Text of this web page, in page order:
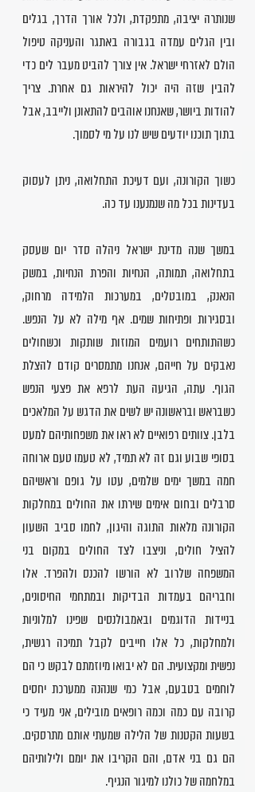
שנותרה יציבה, מתפקדת, ולכל אורך הדרך, בגלים
ובין הגלים עמדה בגבורה באתגר והעניקה טיפול
הולם לאזרחי ישראל. אין צורך להביט מעבר לים כדי
להבין שזה היה יכול להיראות גם אחרת. צריך
להודות ביושר, שאנחנו אוהבים להתאונן ולייבב, אבל
בתוך תוכנו יודעים שיש לנו על מי לסמוך.
כשוך הקורונה, ועם דעיכת התחלואה, ניתן לעסוק
בעדינות בכל מה שנמנענו עד כה.
במשך שנה מדינת ישראל ניהלה סדר יום שעסק
בתחלואה, תמותה, הנחיות והפרת הנחיות, במשק
הנאנק, במובטלים, במערכות הלמידה מרחוק,
ובסגירות ופתיחות שמים. אף מילה לא על הנפש.
כשהתותחים רועמים המוזות שותקות וכשחולים
נאבקים על חייהם, אנחנו מתמסרים קודם להצלת
הגוף. עתה, הגיעה העת לרפא את פצעי הנפש
כשבראש ובראשונה יש לשים את הדגש על המלאכים
בלבן. צוותים רפואיים לא ראו את משפחותיהם למעט
בסופי שבוע וגם זה לא תמיד, לא טעמו טעם ארוחה
חמה במשך ימים שלמים, עטו על גופם וראשיהם
סרבלים ובחום אימים שירתו את החולים במחלקות
הקורונה מלאות התוגה והיגון, לחמו סביב השעון
להציל חולים, וניצבו לצד החולים במקום בני
המשפחה שלרוב לא הורשו להכנס ולהפרד. אלו
וחבריהם בעמדות הבדיקות ובמתחמי החיסונים,
בניידות הדוגמים ובאמבולנסים שפינו למלוניות
ולמחלקות, כל אלו חייבים לקבל תמיכה רגשית,
נפשית ומקצועית. הם לא יבואו מיוזמתם לבקש כי הם
לוחמים בטבעם, אבל כמי שנהנה ממערכת יחסים
קרובה עם כמה וכמה רופאים מובילים, אני מעיד כי
בשעות הקטנות של הלילה שמעתי אותם מתרסקים.
הם גם בני אדם, והם הקריבו את יומם ולילותיהם
במלחמה של כולנו למיגור הנגיף.